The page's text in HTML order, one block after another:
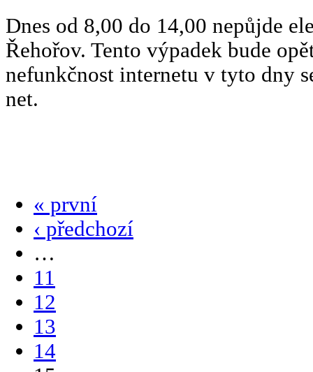
Dnes od 8,00 do 14,00 nepůjde
Řehořov. Tento výpadek bude
nefunkčnost internetu v tyto dny
net.
« první
‹ předchozí
…
11
12
13
14